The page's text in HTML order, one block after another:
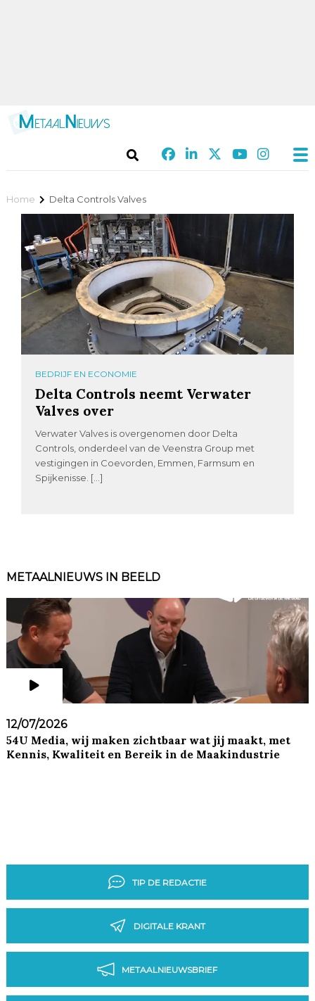
Home Delta Controls Valves
BEDRIJF EN ECONOMIE
Delta Controls neemt Verwater
Valves over
Verwater Valves is overgenomen door Delta
Controls, onderdeel van de Veenstra Group met
vestigingen in Coevorden, Emmen, Farmsum en
Spijkenisse. […]
METAALNIEUWS IN BEELD
12/07/2026
54U Media, wij maken zichtbaar wat jij maakt, met
Kennis, Kwaliteit en Bereik in de Maakindustrie
TIP DE REDACTIE
DIGITALE KRANT
METAALNIEUWSBRIEF